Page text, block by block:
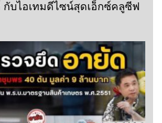
บไอเทมดีไซน์สุดเอ็กซ์คลูซีฟ